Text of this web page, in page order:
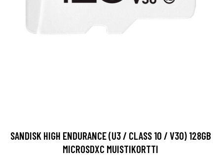
SANDISK HIGH ENDURANCE (U3 / CLASS 10 / V30) 128GB
MICROSDXC MUISTIKORTTI